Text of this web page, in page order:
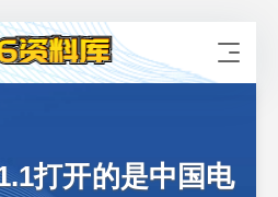
打开的是中国电